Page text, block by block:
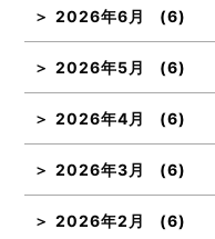
2026年6月 (6)
2026年5月 (6)
2026年4月 (6)
2026年3月 (6)
2026年2月 (6)